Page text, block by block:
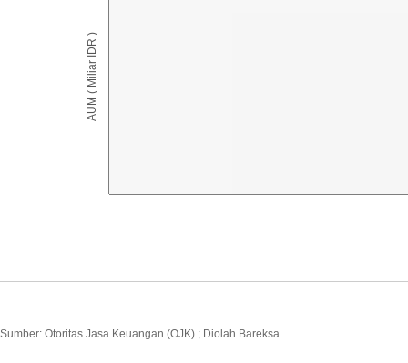
AUM ( Miliar IDR )
Sumber: Otoritas Jasa Keuangan (OJK) ; Diolah Bareksa